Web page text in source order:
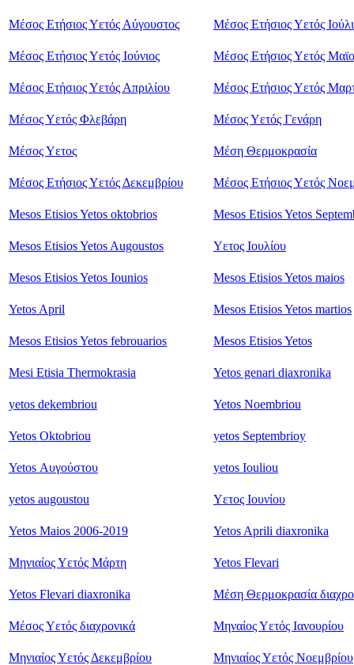
Μέσος Ετήσιος Υετός Αύγουστος Μέσος Ετήσιος Υετός
Μέσος Ετήσιος Υετός Ιούνιος Μέσος Ετήσιος Υετός
Μέσος Ετήσιος Υετός Απριλίου Μέσος Ετήσιος Υετός
Μέσος Υετός Φλεβάρη Μέσος Υετός Γενάρη
Mέσος Υετος Mέση Θερμοκρασία
Μέσος Ετήσιος Υετός Δεκεμβρίου Μέσος Ετήσιος Υετός
Mesos Etisios Yetos oktobrios Mesos Etisios Yetos
Mesos Etisios Yetos Augoustos Υετος Ιουλίου
Mesos Etisios Yetos Iounios Mesos Etisios Yetos maios
Yetos April Mesos Etisios Yetos martios
Mesos Etisios Yetos febrouarios Mesos Etisios Yetos
Mesi Etisia Thermokrasia Yetos genari diaxronika
yetos dekembriou Yetos Noembriou
Yetos Oktobriou yetos Septembrioy
Yetos Αυγούστου yetos Iouliou
yetos augoustou Υετος Ιουνίου
Yetos Maios 2006-2019 Yetos Aprili diaxronika
Μηνιαίος Υετός Μάρτη Yetos Flevari
Yetos Flevari diaxronika Μέση Θερμοκρασία
Μέσος Υετός διαχρονικά Μηναίος Υετός Ιανουρίου
Μηνιαίος Υετός Δεκεμβρίου Μηνιαίος Υετός Νοεμβρίου